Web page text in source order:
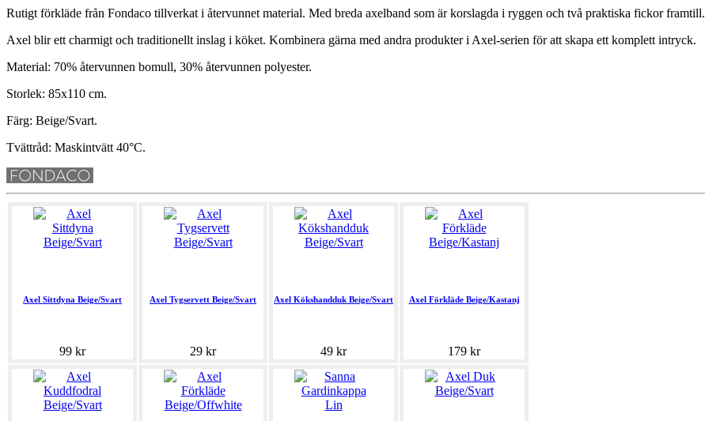
Rutigt förkläde från Fondaco tillverkat i återvunnet material. Med breda axelband som är korslagda i ryggen och två praktiska fickor framtill.
Axel blir ett charmigt och traditionellt inslag i köket. Kombinera gärna med andra produkter i Axel-serien för att skapa ett komplett intryck.
Material: 70% återvunnen bomull, 30% återvunnen polyester.
Storlek: 85x110 cm.
Färg: Beige/Svart.
Tvättråd: Maskintvätt 40°C.
Axel Sittdyna Beige/Svart
99 kr
Axel Tygservett Beige/Svart
29 kr
Axel Kökshandduk Beige/Svart
49 kr
Axel Förkläde Beige/Kastanj
179 kr